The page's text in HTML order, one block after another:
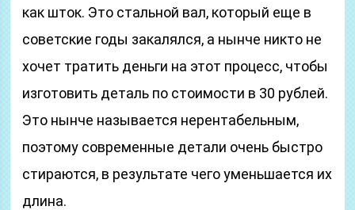
как шток. Это стальной вал, который еще в
советские годы закалялся, а нынче никто не
хочет тратить деньги на этот процесс, чтобы
изготовить деталь по стоимости в 30 рублей.
Это нынче называется нерентабельным,
поэтому современные детали очень быстро
стираются, в результате чего уменьшается их
длина.